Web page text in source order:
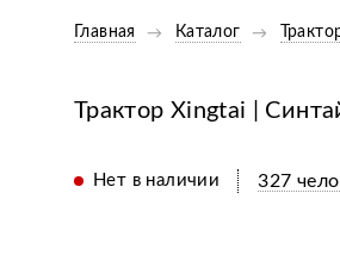
Главная Каталог
Трактор Xingtai |
Нет в наличии 327